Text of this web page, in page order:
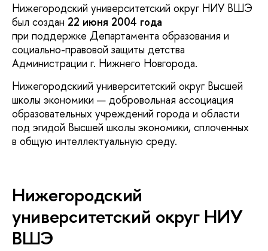
Нижегородский университетский округ НИУ ВШЭ
был создан 22 июня 2004 года
при поддержке Департамента образования и
социально-правовой защиты детства
Администрации г. Нижнего Новгорода.
Нижегородскиий университетский округ Высшей
школы экономики — добровольная ассоциация
образовательных учреждений города и области
под эгидой Высшей школы экономики, сплоченных
в общую интеллектуальную среду.
Нижегородский
университетский округ НИУ
ВШЭ